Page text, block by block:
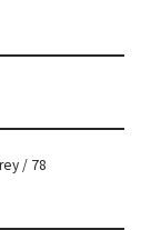
/ 78